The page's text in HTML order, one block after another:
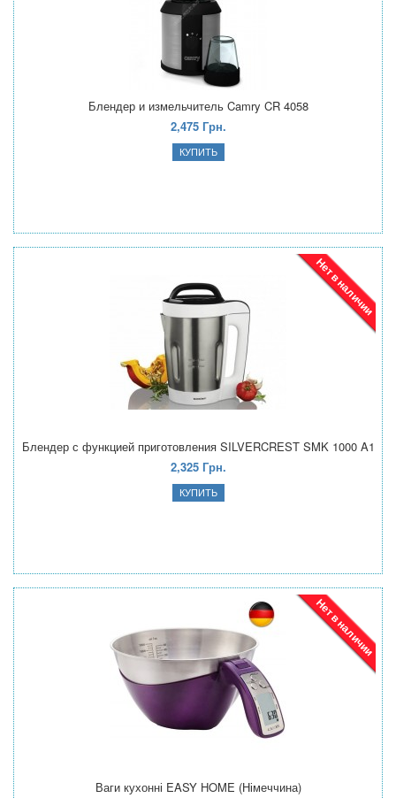
Блендер и измельчитель Camry CR 4058
2,475 Грн.
Нет в наличии
Блендер с функцией приготовления SILVERCREST SMK 1000 A1
2,325 Грн.
Нет в наличии
Ваги кухонні EASY HOME (Німеччина)